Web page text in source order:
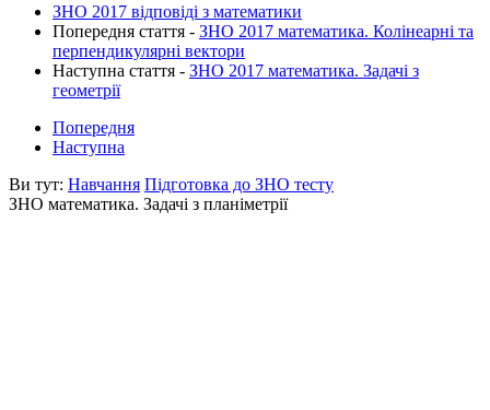
ЗНО 2017 відповіді з математики
Попередня стаття - ЗНО 2017 математика. Колінеарні та
перпендикулярні вектори
Наступна стаття - ЗНО 2017 математика. Задачі з
геометрії
Попередня
Наступна
Ви тут: Навчання Підготовка до ЗНО тесту
ЗНО математика. Задачі з планіметрії